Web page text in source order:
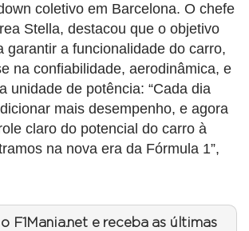
coletivo em Barcelona. O chefe
Stella, destacou que o objetivo
garantir a funcionalidade do carro,
na confiabilidade, aerodinâmica, e
unidade de potência: “Cada dia
mais desempenho, e agora
claro do potencial do carro à
na nova era da Fórmula 1”,
F1Mania.net e receba as últimas